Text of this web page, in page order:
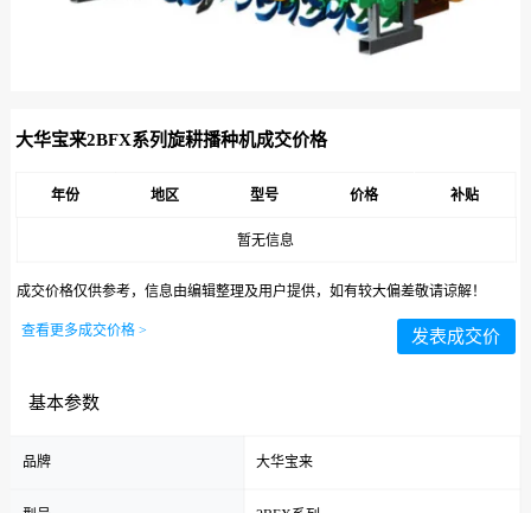
大华宝来2BFX系列旋耕播种机成交价格
年份 地区 型号 价格 补贴
暂无信息
成交价格仅供参考，信息由编辑整理及用户提供，如有较大偏差敬请谅解！
查看更多成交价格 > 发表成交价
基本参数
品牌 大华宝来